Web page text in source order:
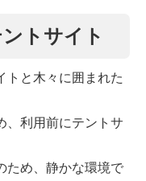
トサイト
トと木々に囲まれた
、利用前にテントサ
ため、静かな環境で